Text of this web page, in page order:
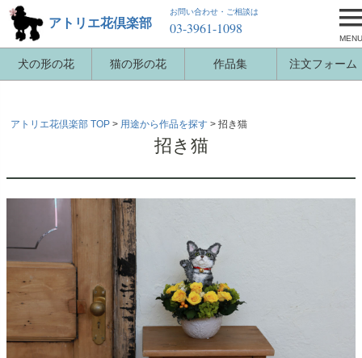
犬の形の花 猫の形の花 作品集 注文フォーム
アトリエ花倶楽部
お問い合わせ・ご相談は
03-3961-1098
MENU
アトリエ花倶楽部 TOP 用途から作品を探す 招き猫
招き猫